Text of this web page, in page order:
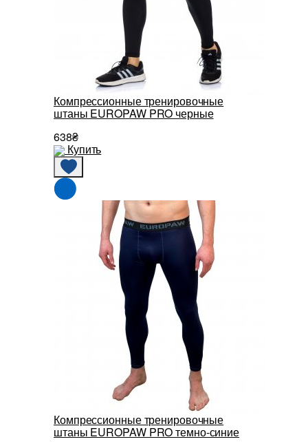
Компрессионные тренировочные
штаны EUROPAW PRO черные
638₴
Купить
Компрессионные тренировочные
штаны EUROPAW PRO темно-синие